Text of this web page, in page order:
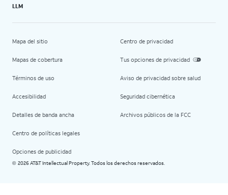
LLM
Mapa del sitio
Mapas de cobertura
Términos de uso
Accesibilidad
Detalles de banda ancha
Centro de políticas legales
Opciones de publicidad
Centro de privacidad
Tus opciones de privacidad
Aviso de privacidad sobre salud
Seguridad cibernética
Archivos públicos de la FCC
© 2026 AT&T Intellectual Property. Todos los derechos reservados.